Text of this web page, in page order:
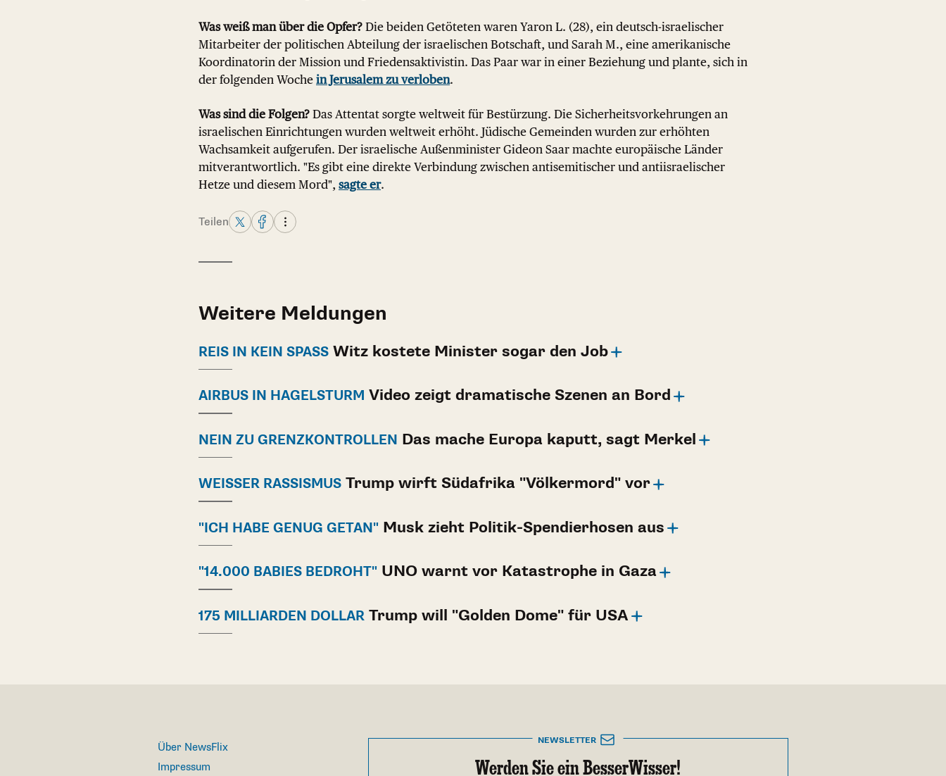
Was weiß man über die Opfer? Die beiden Getöteten waren Yaron L. (28), ein deutsch-israelischer
Mitarbeiter der politischen Abteilung der israelischen Botschaft, und Sarah M., eine amerikanische
Koordinatorin der Mission und Friedensaktivistin. Das Paar war in einer Beziehung und plante, sich in
der folgenden Woche in Jerusalem zu verloben.
Was sind die Folgen? Das Attentat sorgte weltweit für Bestürzung. Die Sicherheitsvorkehrungen an
israelischen Einrichtungen wurden weltweit erhöht. Jüdische Gemeinden wurden zur erhöhten
Wachsamkeit aufgerufen. Der israelische Außenminister Gideon Saar machte europäische Länder
mitverantwortlich. "Es gibt eine direkte Verbindung zwischen antisemitischer und antiisraelischer
Hetze und diesem Mord", sagte er.
Teilen
Weitere Meldungen
REIS IN KEIN SPASS Witz kostete Minister sogar den Job
AIRBUS IN HAGELSTURM Video zeigt dramatische Szenen an Bord
NEIN ZU GRENZKONTROLLEN Das mache Europa kaputt, sagt Merkel
WEISSER RASSISMUS Trump wirft Südafrika "Völkermord" vor
"ICH HABE GENUG GETAN" Musk zieht Politik-Spendierhosen aus
"14.000 BABIES BEDROHT" UNO warnt vor Katastrophe in Gaza
175 MILLIARDEN DOLLAR Trump will "Golden Dome" für USA
Über NewsFlix
Impressum
NEWSLETTER
Werden Sie ein BesserWisser!